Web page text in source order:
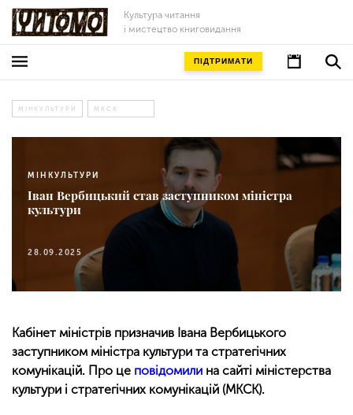
Культура читання
і мистецтво книговидання
ПІДТРИМАТИ
МІНКУЛЬТУРИ МКСК
МІНКУЛЬТУРИ
Іван Вербицький став заступником міністра
культури
28.09.2025
Кабінет міністрів призначив Івана Вербицького
заступником міністра культури та стратегічних
комунікацій. Про це повідомили на сайті міністерства
культури і стратегічних комунікацій (МКСК).